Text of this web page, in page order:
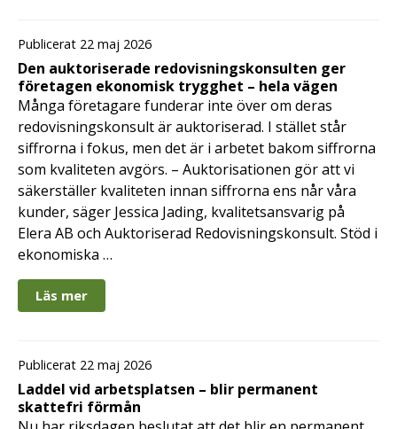
Publicerat 22 maj 2026
Den auktoriserade redovisningskonsulten ger
företagen ekonomisk trygghet – hela vägen
Många företagare funderar inte över om deras
redovisningskonsult är auktoriserad. I stället står
siffrorna i fokus, men det är i arbetet bakom siffrorna
som kvaliteten avgörs. – Auktorisationen gör att vi
säkerställer kvaliteten innan siffrorna ens når våra
kunder, säger Jessica Jading, kvalitetsansvarig på
Elera AB och Auktoriserad Redovisningskonsult. Stöd i
ekonomiska …
Läs mer
Publicerat 22 maj 2026
Laddel vid arbetsplatsen – blir permanent
skattefri förmån